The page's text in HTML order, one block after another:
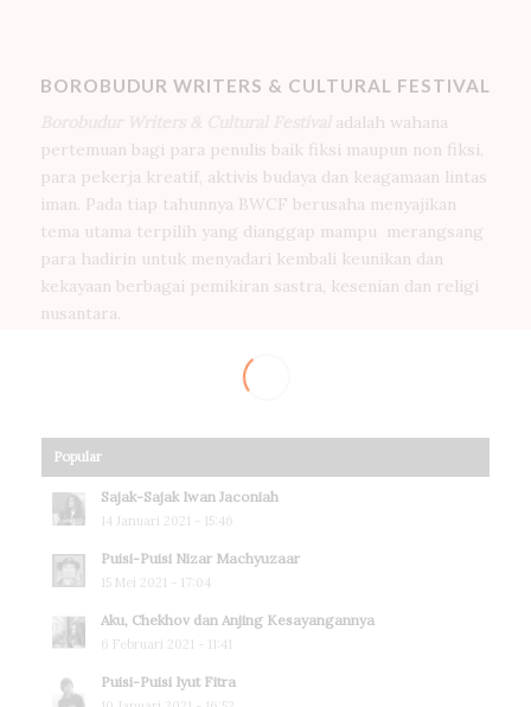
BOROBUDUR WRITERS & CULTURAL FESTIVAL
adalah wahana
pertemuan bagi para penulis baik fiksi maupun non fiksi,
para pekerja kreatif, aktivis budaya dan keagamaan lintas
iman. Pada tiap tahunnya BWCF berusaha menyajikan
tema utama terpilih yang dianggap mampu merangsang
para hadirin untuk menyadari kembali keunikan dan
kekayaan berbagai pemikiran sastra, kesenian dan religi
nusantara.
Popular
Sajak-Sajak Iwan Jaconiah
14 Januari 2021 - 15:46
Puisi-Puisi Nizar Machyuzaar
15 Mei 2021 - 17:04
Aku, Chekhov dan Anjing Kesayangannya
6 Februari 2021 - 11:41
Puisi-Puisi Iyut Fitra